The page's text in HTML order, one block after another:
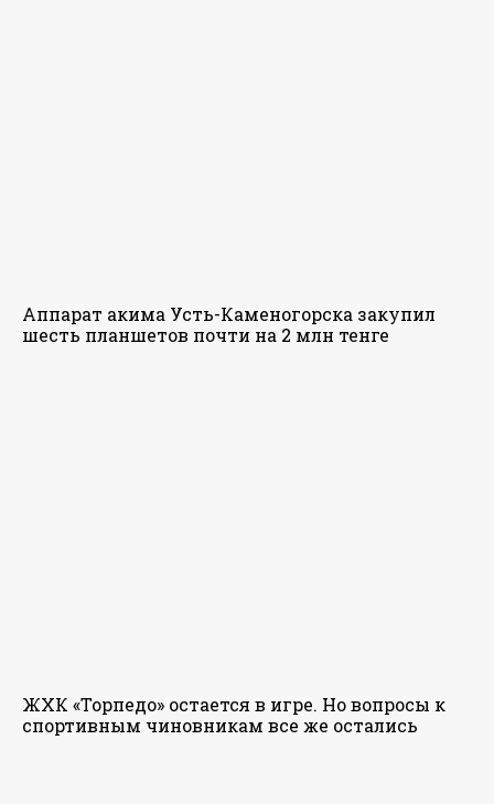
Аппарат акима Усть-Каменогорска закупил
шесть планшетов почти на 2 млн тенге
ЖХК «Торпедо» остается в игре. Но вопросы к
спортивным чиновникам все же остались